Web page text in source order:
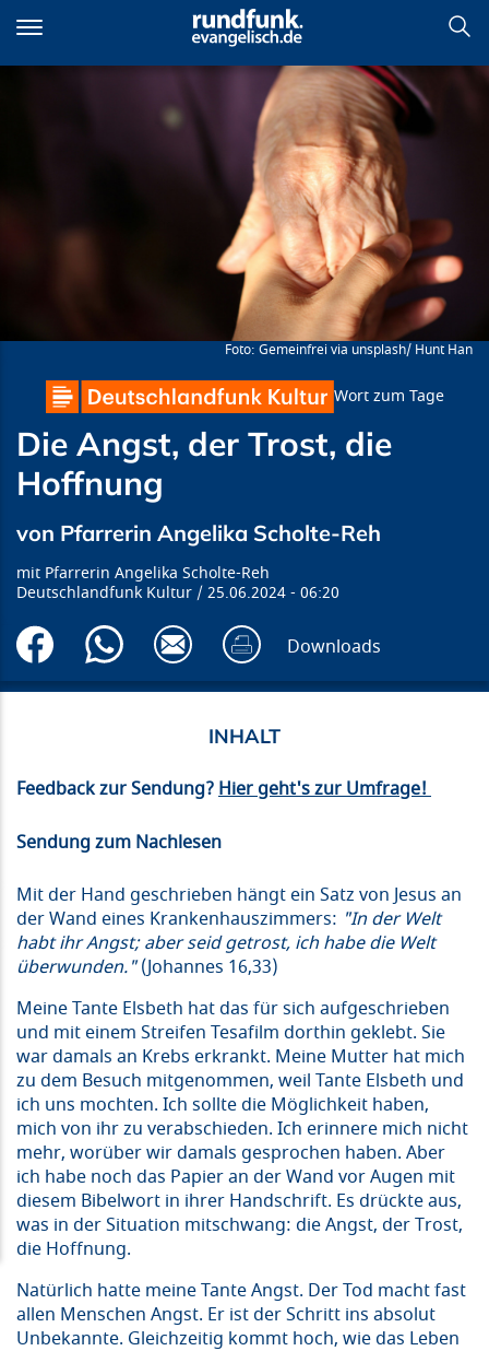
zum
Inhalt
Die Angst, der Trost, die
Gemeinfrei via unsplash/ Hunt Han
Wort zum Tage
Die Angst, der Trost, die
Hoffnung
von Pfarrerin Angelika Scholte-Reh
Pfarrerin Angelika Scholte-Reh
Deutschlandfunk Kultur
25.06.2024 06:20
Downloads
Feedback zur Sendung?Hier geht's zur Umfrage!
Sendung zum Nachlesen
Mit der Hand geschrieben hängt ein Satz von Jesus an
der Wand eines Krankenhauszimmers: "In der Welt
habt ihr Angst; aber seid getrost, ich habe die Welt
überwunden."(Johannes 16,33)
Meine Tante Elsbeth hat das für sich aufgeschrieben
und mit einem Streifen Tesafilm dorthin geklebt. Sie
war damals an Krebs erkrankt. Meine Mutter hat mich
zu dem Besuch mitgenommen, weil Tante Elsbeth und
ich uns mochten. Ich sollte die Möglichkeit haben,
mich von ihr zu verabschieden. Ich erinnere mich nicht
mehr, worüber wir damals gesprochen haben. Aber
ich habe noch das Papier an der Wand vor Augen mit
diesem Bibelwort in ihrer Handschrift. Es drückte aus,
was in der Situation mitschwang: die Angst, der Trost,
die Hoffnung.
Natürlich hatte meine Tante Angst. Der Tod macht fast
allen Menschen Angst. Er ist der Schritt ins absolut
Unbekannte. Gleichzeitig kommt hoch, wie das Leben